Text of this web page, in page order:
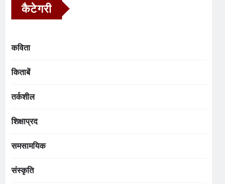
कैटेगरी
कविता
किताबें
तर्कशील
शिक्षाप्रद
समसामयिक
संस्कृति